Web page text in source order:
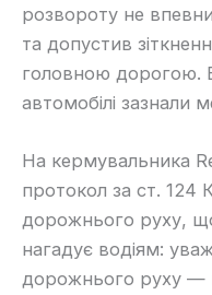
розвороту не
та допустив
головною дорогою.
автомобілі зазнали
На кермувальника
протокол за ст.
дорожнього руху,
нагадує водіям:
дорожнього руху —